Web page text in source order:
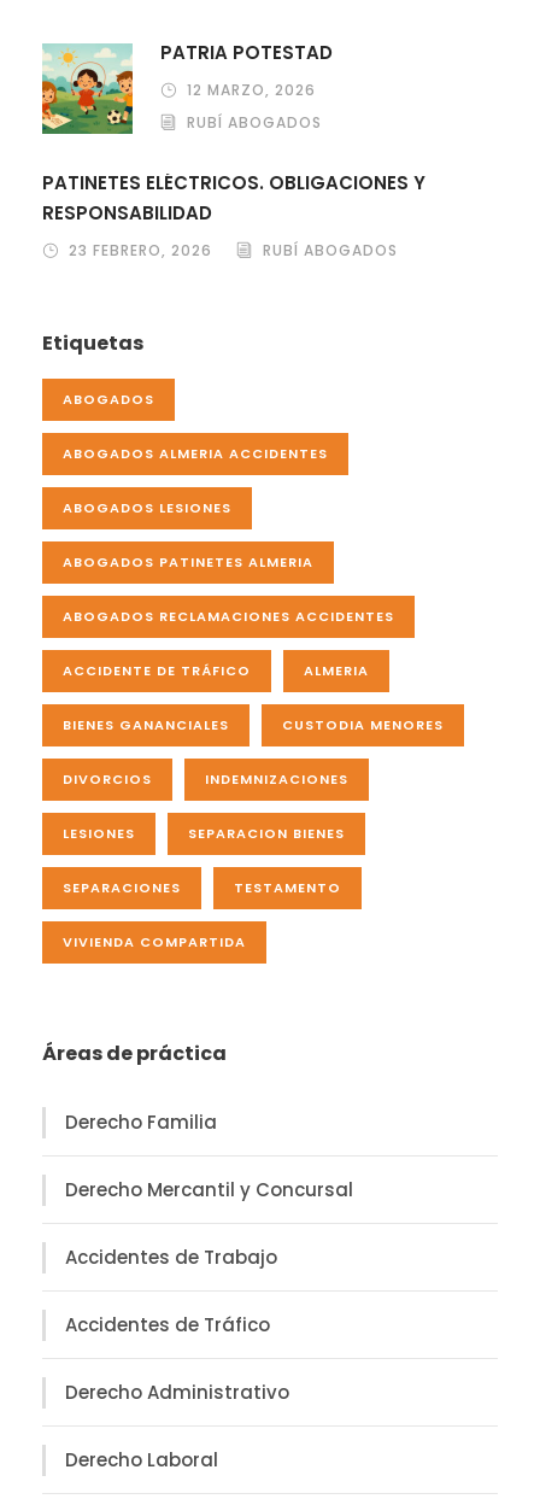
PATRIA POTESTAD
12 MARZO, 2026
RUBÍ ABOGADOS
PATINETES ELÉCTRICOS. OBLIGACIONES Y
RESPONSABILIDAD
23 FEBRERO, 2026 RUBÍ ABOGADOS
Etiquetas
ABOGADOS
ABOGADOS ALMERIA ACCIDENTES
ABOGADOS LESIONES
ABOGADOS PATINETES ALMERIA
ABOGADOS RECLAMACIONES ACCIDENTES
ACCIDENTE DE TRÁFICO ALMERIA
BIENES GANANCIALES CUSTODIA MENORES
DIVORCIOS INDEMNIZACIONES
LESIONES SEPARACION BIENES
SEPARACIONES TESTAMENTO
VIVIENDA COMPARTIDA
Áreas de práctica
Derecho Familia
Derecho Mercantil y Concursal
Accidentes de Trabajo
Accidentes de Tráfico
Derecho Administrativo
Derecho Laboral